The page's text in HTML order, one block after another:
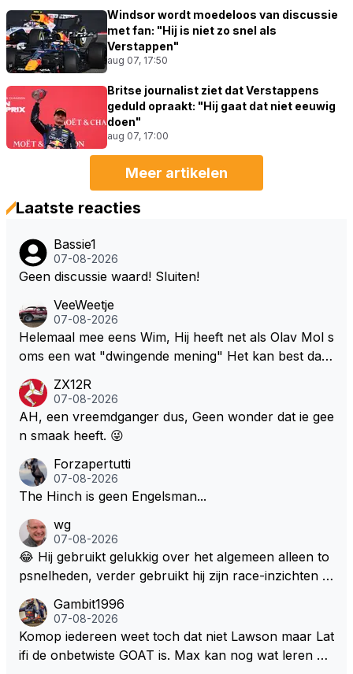
Windsor wordt moedeloos van discussie
met fan: "Hij is niet zo snel als
Verstappen"
aug 07, 17:50
Britse journalist ziet dat Verstappens
geduld opraakt: "Hij gaat dat niet eeuwig
doen"
aug 07, 17:00
Meer artikelen
Laatste reacties
Bassie1
07-08-2026
Geen discussie waard! Sluiten!
VeeWeetje
07-08-2026
Helemaal mee eens Wim, Hij heeft net als Olav Mol s
oms een wat "dwingende mening" Het kan best dat
l bij Windsor op te roepen. Maar in een tijd zonder r
aces zijn dit leuke berichtjes
ZX12R
07-08-2026
AH, een vreemdganger dus, Geen wonder dat ie gee
n smaak heeft. 😜
Forzapertutti
07-08-2026
The Hinch is geen Engelsman...
wg
07-08-2026
😂 Hij gebruikt gelukkig over het algemeen alleen to
psnelheden, verder gebruikt hij zijn race-inzichten q
een bocht zegt helemaal niets, dus wat dat betreft h
eeft hij sowieso gelijk 😂.
Gambit1996
07-08-2026
Komop iedereen weet toch dat niet Lawson maar Lat
ifi de onbetwiste GOAT is. Max kan nog wat leren va